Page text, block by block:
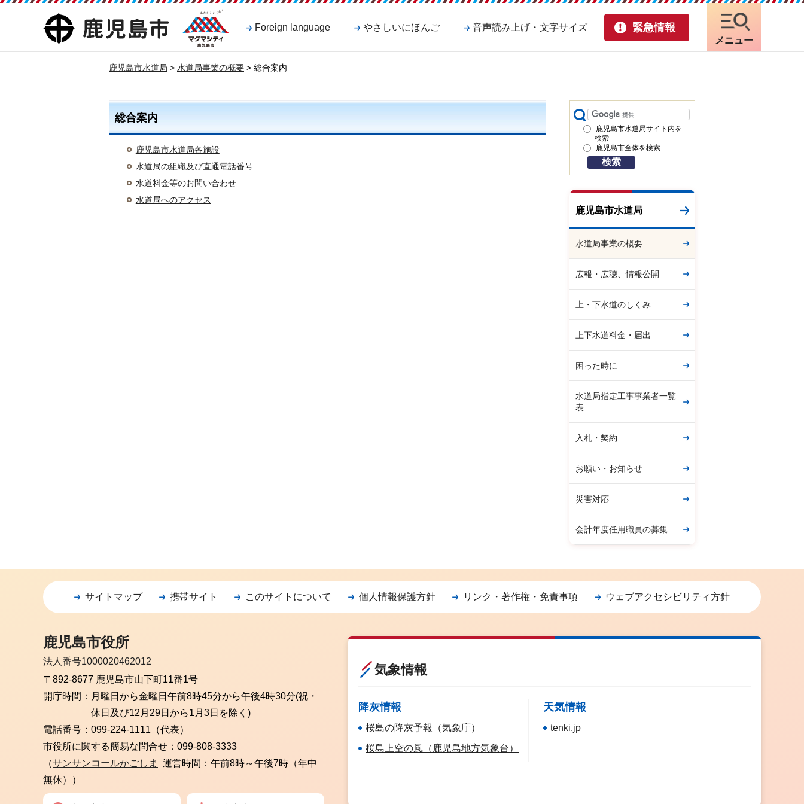
鹿児島市
マグマシティ
鹿児島市
Foreign language やさしいにほんご 音声読み上げ・文字サイズ 緊急情報
メニュー
鹿児島市水道局 > 水道局事業の概要 > 総合案内
総合案内
鹿児島市水道局各施設
水道局の組織及び直通電話番号
水道料金等のお問い合わせ
水道局へのアクセス
鹿児島市水道局サイト内を
検索
鹿児島市全体を検索
鹿児島市水道局
水道局事業の概要
広報・広聴、情報公開
上・下水道のしくみ
上下水道料金・届出
困った時に
水道局指定工事事業者一覧
表
入札・契約
お願い・お知らせ
災害対応
会計年度任用職員の募集
サイトマップ 携帯サイト このサイトについて 個人情報保護方針 リンク・著作権・免責事項 ウェブアクセシビリティ方針
鹿児島市役所
法人番号1000020462012
〒892-8677 鹿児島市山下町11番1号
開庁時間： 月曜日から金曜日 午前8時45分から午後4時30分(祝・
休日及び12月29日から1月3日を除く)
電話番号： 099-224-1111（代表）
市役所に関する簡易な問合せ： 099-808-3333
（サンサンコールかごしま
運営時間：午前8時～午後7時（年中
無休））
気象情報
降灰情報
桜島の降灰予報（気象庁）
桜島上空の風（鹿児島地方気象台）
天気情報
tenki.jp